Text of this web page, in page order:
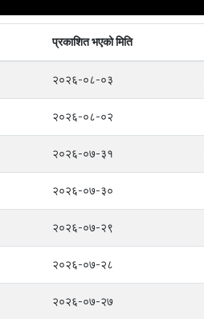
प्रकाशित भएको मिति
२०२६-०८-०३
२०२६-०८-०२
२०२६-०७-३१
२०२६-०७-३०
२०२६-०७-२९
२०२६-०७-२८
२०२६-०७-२७